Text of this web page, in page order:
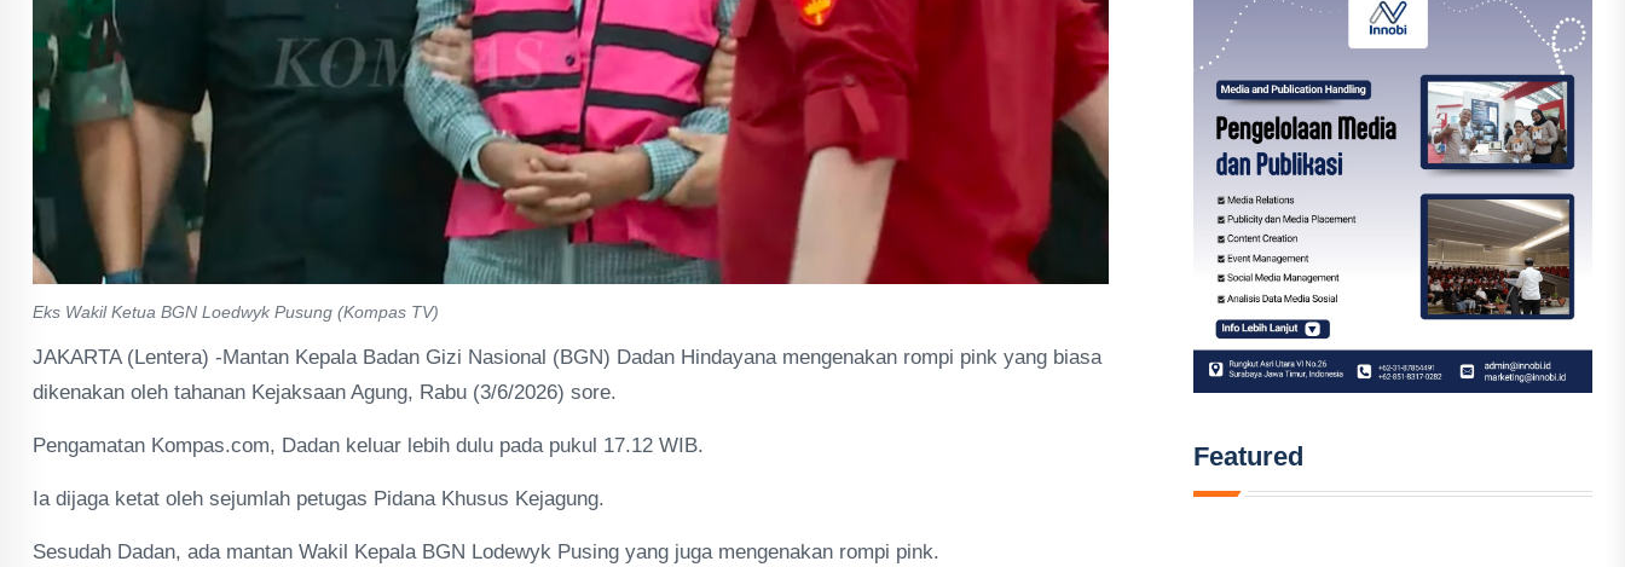
Eks Wakil Ketua BGN Loedwyk Pusung (Kompas TV)
JAKARTA (Lentera) -Mantan Kepala Badan Gizi Nasional (BGN) Dadan Hindayana mengenakan rompi pink yang biasa
dikenakan oleh tahanan Kejaksaan Agung, Rabu (3/6/2026) sore.
Pengamatan Kompas.com, Dadan keluar lebih dulu pada pukul 17.12 WIB.
Ia dijaga ketat oleh sejumlah petugas Pidana Khusus Kejagung.
Sesudah Dadan, ada mantan Wakil Kepala BGN Lodewyk Pusing yang juga mengenakan rompi pink.
Featured